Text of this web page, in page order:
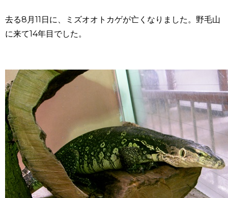
去る8月11日に、ミズオオトカゲが亡くなりました。野毛山
に来て14年目でした。